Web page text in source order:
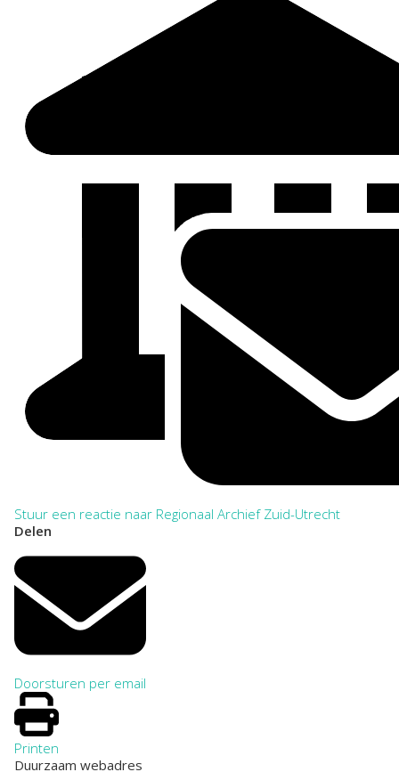
Stuur een reactie naar Regionaal Archief Zuid-Utrecht
Delen
Doorsturen per email
Printen
Duurzaam webadres